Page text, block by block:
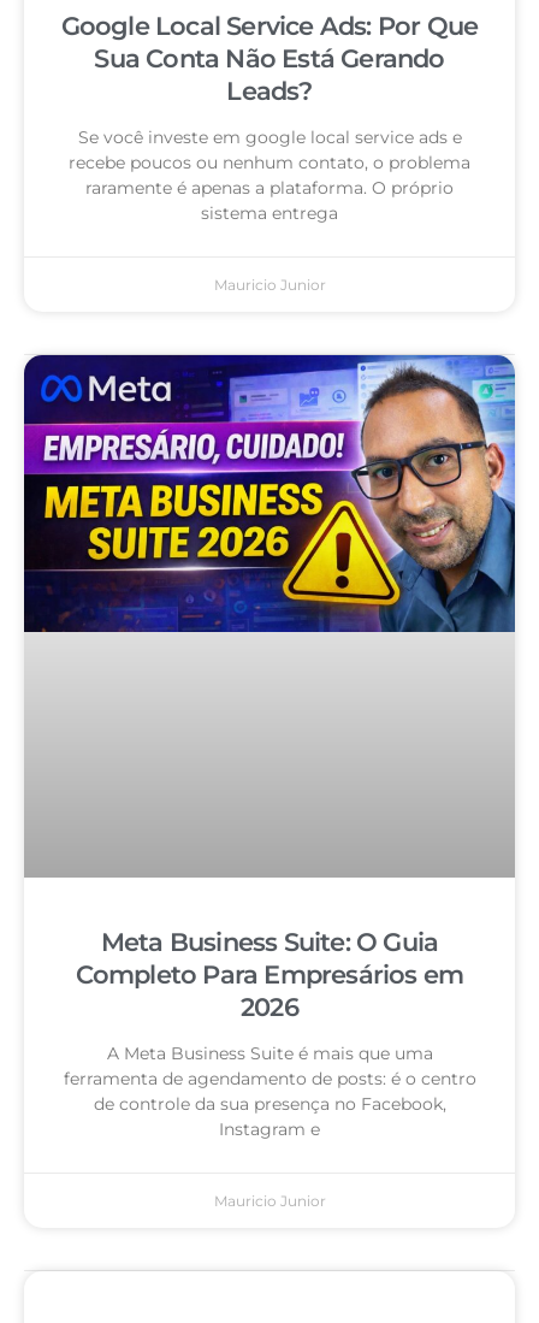
Google Local Service Ads: Por Que
Sua Conta Não Está Gerando
Leads?
Se você investe em google local service ads e
recebe poucos ou nenhum contato, o problema
raramente é apenas a plataforma. O próprio
sistema entrega
Mauricio Junior
Meta Business Suite: O Guia
Completo Para Empresários em
2026
A Meta Business Suite é mais que uma
ferramenta de agendamento de posts: é o centro
de controle da sua presença no Facebook,
Instagram e
Mauricio Junior